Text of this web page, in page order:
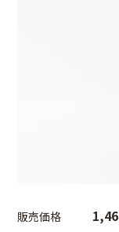
販売価格